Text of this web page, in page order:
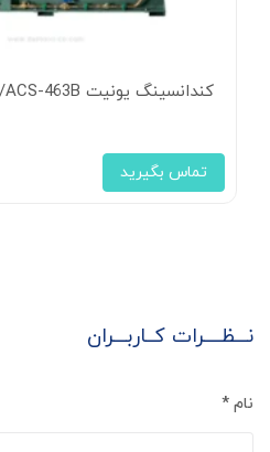
کندانسینگ یونیت 6FE-44-40P/ACS-463B آسه
تماس بگیرید
نـــظــــرات کــاربـــران
نام *